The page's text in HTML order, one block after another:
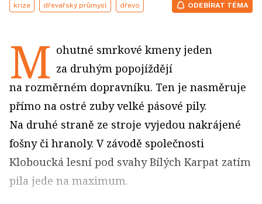
krize dřevařský průmysl dřevo ODEBÍRAT TÉMA
M ohutné smrkové kmeny jeden
za druhým popojíždějí
na rozměrném dopravníku. Ten je nasměruje
přímo na ostré zuby velké pásové pily.
Na druhé straně ze stroje vyjedou nakrájené
fošny či hranoly. V závodě společnosti
Kloboucká lesní pod svahy Bílých Karpat zatím
pila jede na maximum.